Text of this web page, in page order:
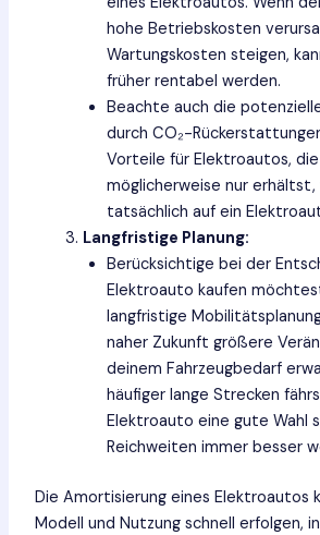
hohe Betriebskosten
Wartungskosten steigen,
früher rentabel werden.
Beachte auch die
durch CO₂-
Vorteile für Elektroautos,
möglicherweise nur erhältst,
tatsächlich auf ein
Langfristige Planung:
Berücksichtige bei der
Elektroauto kaufen
langfristige
naher Zukunft größere
deinem Fahrzeugbedarf
häufiger lange Strecken
Elektroauto eine gute Wahl
Reichweiten immer besser
Die Amortisierung eines Elektroautos
Modell und Nutzung schnell erfolgen,